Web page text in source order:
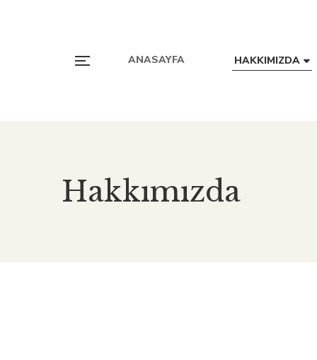
ANASAYFA HAKKIMIZDA
Hakkımızda